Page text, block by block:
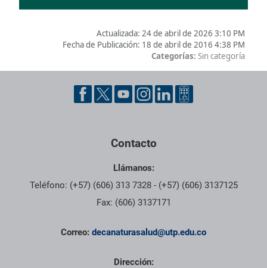
Actualizada: 24 de abril de 2026 3:10 PM
Fecha de Publicación: 18 de abril de 2016 4:38 PM
Categorías: Sin categoría
Pie de página con información de contacto, redes sociales y
Contacto
Llámanos:
Teléfono: (+57) (606) 313 7328 - (+57) (606) 3137125
Fax: (606) 3137171
Correo: decanaturasalud@utp.edu.co
Dirección: